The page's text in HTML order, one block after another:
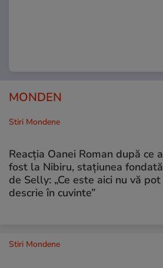
MONDEN
Stiri Mondene
Reacția Oanei Roman după ce a
fost la Nibiru, stațiunea fondată
de Selly: „Ce este aici nu vă pot
descrie în cuvinte”
Stiri Mondene